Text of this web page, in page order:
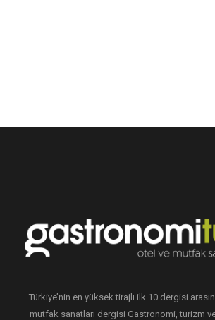
Türkiye’nin en yüksek tirajlı ilk 10 dergisi
mutfak sanatları dergisi Gastronomi, turizm